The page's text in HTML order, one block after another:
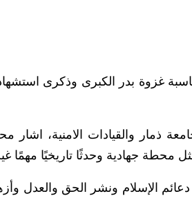
غزوة بدر الكبرى وذكرى
ذمار والقيادات الامنية،
محطة جهادية وحدثًا تاريخيًا مهمًا
الإسلام ونشر الحق والعدل